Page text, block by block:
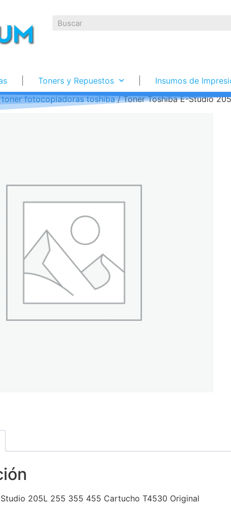
Toners y Repuestos Insumos de
toner fotocopiadoras toshiba/ Toner Toshiba E-Studio
205L 255 355 455 Cartucho T4530 Original